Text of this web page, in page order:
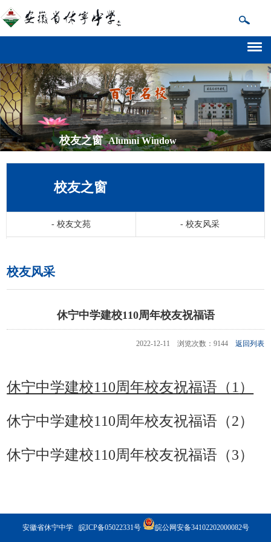
校友之窗 Alumni Window
校友之窗
-校友文苑 - 校友风采
校友风采
休宁中学建校110周年校友祝福语
2022-12-11 浏览次数：9144 返回列表
休宁中学建校110周年校友祝福语（1）
休宁中学建校110周年校友祝福语（2）
休宁中学建校110周年校友祝福语（3）
安徽省休宁中学 皖ICP备05022331号 皖公网安备34102202000082号